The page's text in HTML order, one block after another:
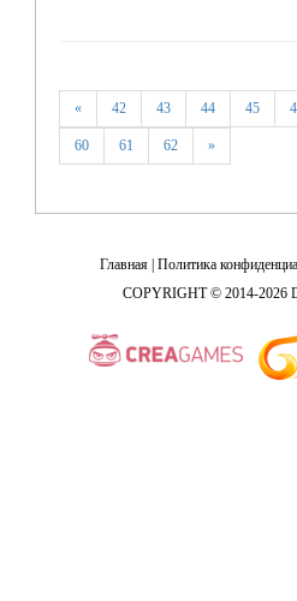
« 42 43 44 45
60 61 62 »
Главная Политика
COPYRIGHT © 2014-2026